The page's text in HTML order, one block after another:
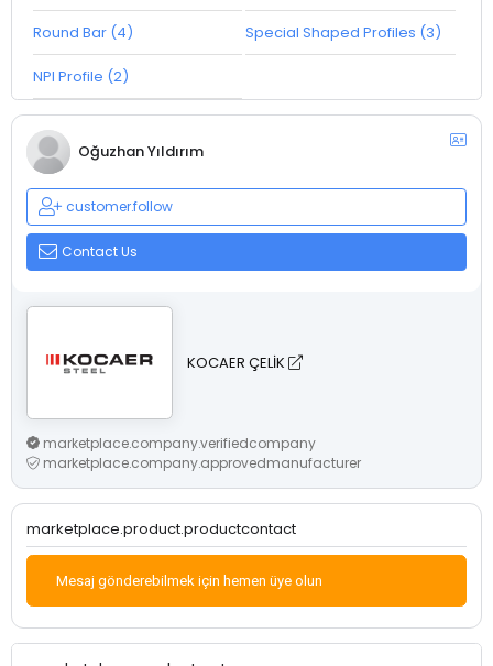
Round Bar (4) Special Shaped Profiles (3)
NPI Profile (2)
Oğuzhan Yıldırım
customer.follow
Contact Us
KOCAER ÇELİK
marketplace.company.verifiedcompany
marketplace.company.approvedmanufacturer
marketplace.product.productcontact
Mesaj gönderebilmek için hemen üye olun